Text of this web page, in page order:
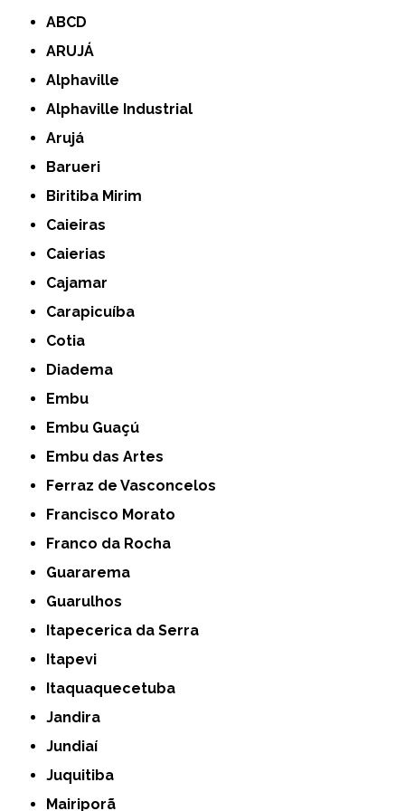
ABCD
ARUJÁ
Alphaville
Alphaville Industrial
Arujá
Barueri
Biritiba Mirim
Caieiras
Caierias
Cajamar
Carapicuíba
Cotia
Diadema
Embu
Embu Guaçú
Embu das Artes
Ferraz de Vasconcelos
Francisco Morato
Franco da Rocha
Guararema
Guarulhos
Itapecerica da Serra
Itapevi
Itaquaquecetuba
Jandira
Jundiaí
Juquitiba
Mairiporã